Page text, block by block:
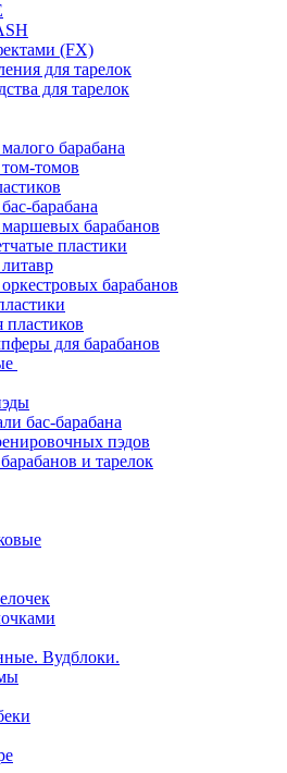
(FX)
для тарелок
для тарелок
барабана
томов
барабана
барабанов
пластики
барабанов
пластиков
для барабанов
бас-барабана
пэдов
и тарелок
Вудблоки.